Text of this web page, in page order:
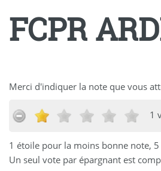
FCPR
Merci d'indiquer la note que vous
1
1 étoile pour la moins bonne note,
Un seul vote par épargnant est